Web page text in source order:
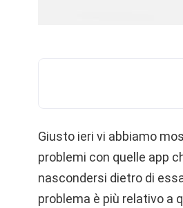
Giusto ieri vi abbiamo
problemi con quelle app
nascondersi dietro di
problema è più relativo a